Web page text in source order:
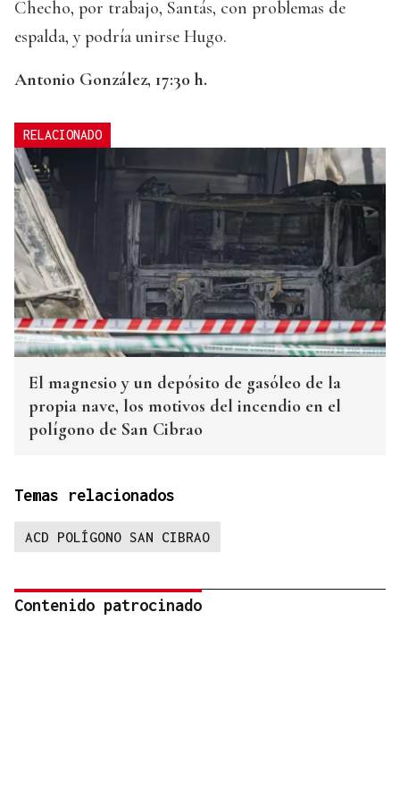
Checho, por trabajo, Santás, con problemas de
espalda, y podría unirse Hugo.
Antonio González, 17:30 h.
RELACIONADO
El magnesio y un depósito de gasóleo de la
propia nave, los motivos del incendio en el
polígono de San Cibrao
Temas relacionados
ACD POLÍGONO SAN CIBRAO
Contenido patrocinado